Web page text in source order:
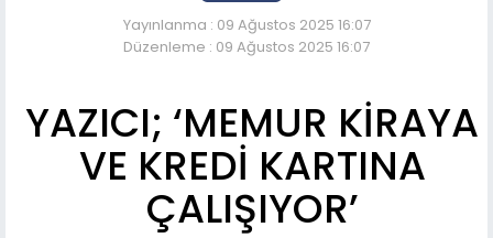
Yayınlanma : 09 Ağustos 2025 16:07
Düzenleme : 09 Ağustos 2025 16:07
YAZICI; ‘MEMUR KİRAYA
VE KREDİ KARTINA
ÇALIŞIYOR’